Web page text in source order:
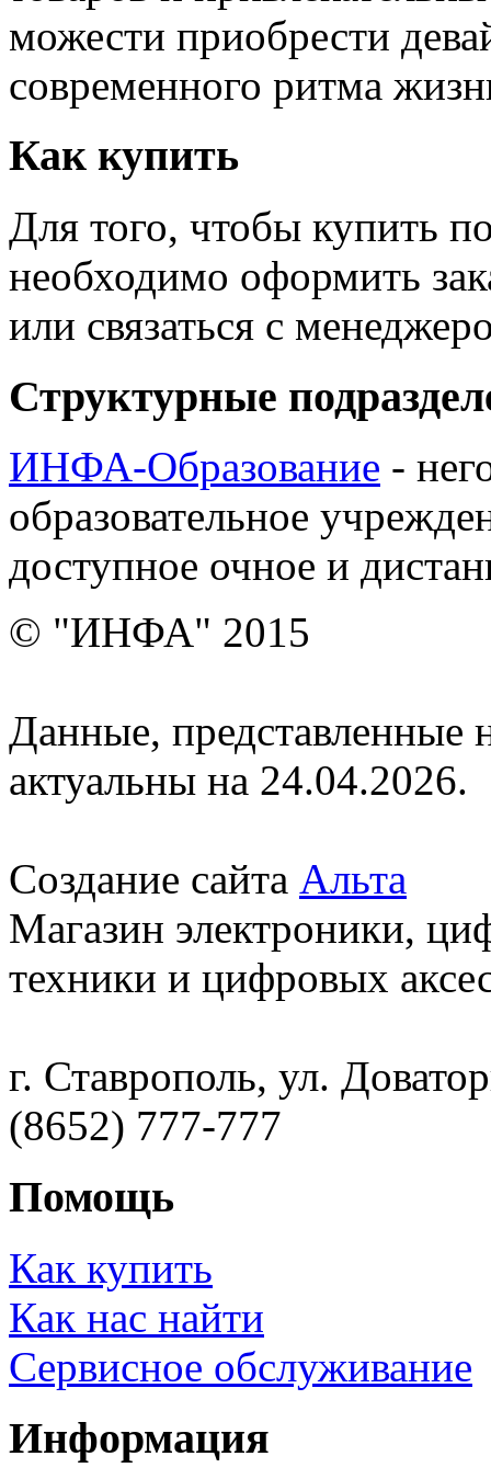
можести приобрести
современного ритма
Как купить
Для того, чтобы купить
необходимо оформить
или связаться с
Структурные
ИНФА-Образование -
образовательное
доступное очное и
© "ИНФА" 2015
Данные, представленные
актуальны на 24.04.2026.
Создание сайта Альта
Магазин электроники,
техники и цифровых
г. Ставрополь, ул.
(8652) 777-777
Помощь
Как купить
Как нас найти
Сервисное обслуживание
Информация